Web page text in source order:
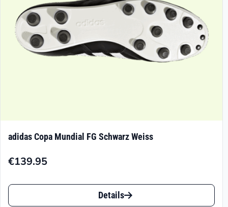
adidas Copa Mundial FG Schwarz Weiss
€139.95
Dieses
Produkt
Details